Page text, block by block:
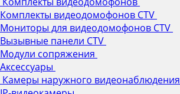
Комплекты видеодомофонов CTV
Мониторы для видеодомофонов CTV
Вызывные панели CTV
Модули сопряжения
Аксессуары
Камеры наружного видеонаблюдения